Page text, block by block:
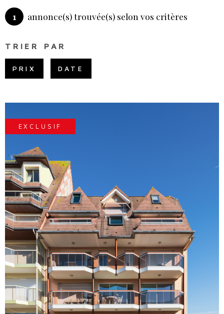
1 annonce(s) trouvée(s) selon vos critères
TRIER PAR
PRIX DATE
EXCLUSIF
VOIR LE BIEN
CHAMPS